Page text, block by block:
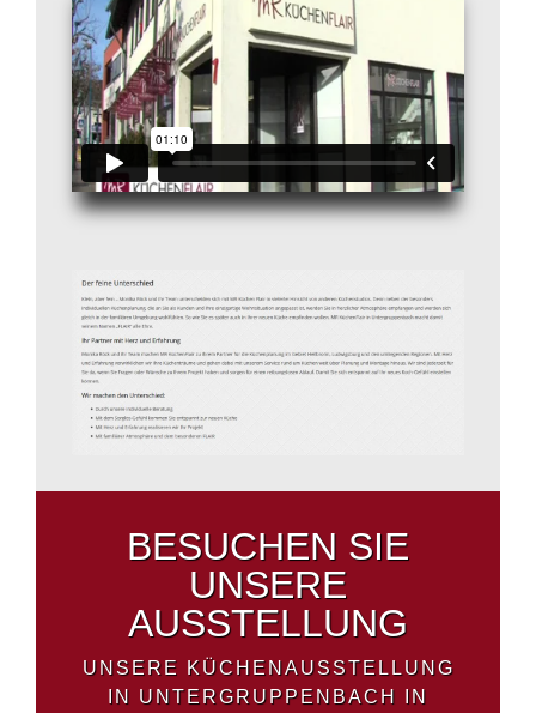
BESUCHEN SIE
UNSERE
AUSSTELLUNG
UNSERE KÜCHENAUSSTELLUNG
IN UNTERGRUPPENBACH IN